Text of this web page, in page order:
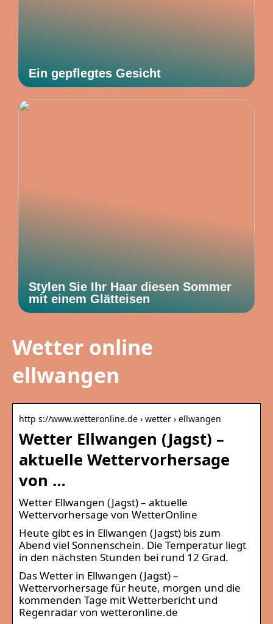
Ein gepflegtes Gesicht
Stylen Sie Ihr Haar diesen Sommer
mit einem Glätteisen
Wetter online
ellwangen
http s://www.wetteronline.de › wetter › ellwangen
Wetter Ellwangen (Jagst) –
aktuelle Wettervorhersage
von …
Wetter Ellwangen (Jagst) – aktuelle
Wettervorhersage von WetterOnline
Heute gibt es in Ellwangen (Jagst) bis zum
Abend viel Sonnenschein. Die Temperatur liegt
in den nächsten Stunden bei rund 12 Grad.
Das Wetter in Ellwangen (Jagst) –
Wettervorhersage für heute, morgen und die
kommenden Tage mit Wetterbericht und
Regenradar von wetteronline.de